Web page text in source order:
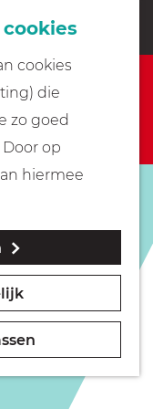
cookies
die
zo goed
op
hiermee
museum
beschikbaar.
de beschikbare